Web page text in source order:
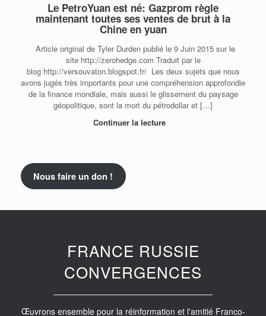
Le PetroYuan est né: Gazprom règle
maintenant toutes ses ventes de brut à la
Chine en yuan
Article original de Tyler Durden publié le 9 Juin 2015 sur le
site http://zerohedge.com Traduit par le
blog http://versouvaton.blogspot.fr/ Les deux sujets que nous
avons jugés très importants pour une compréhension approfondie
de la finance mondiale, mais aussi le glissement du paysage
géopolitique, sont la mort du pétrodollar et […]
Continuer la lecture
Nous faire un don !
FRANCE RUSSIE
CONVERGENCES
Œuvrons ensemble pour la réinformation et l'amitié Franco-